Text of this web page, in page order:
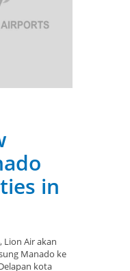
in
Lion Air akan
Manado ke
kota